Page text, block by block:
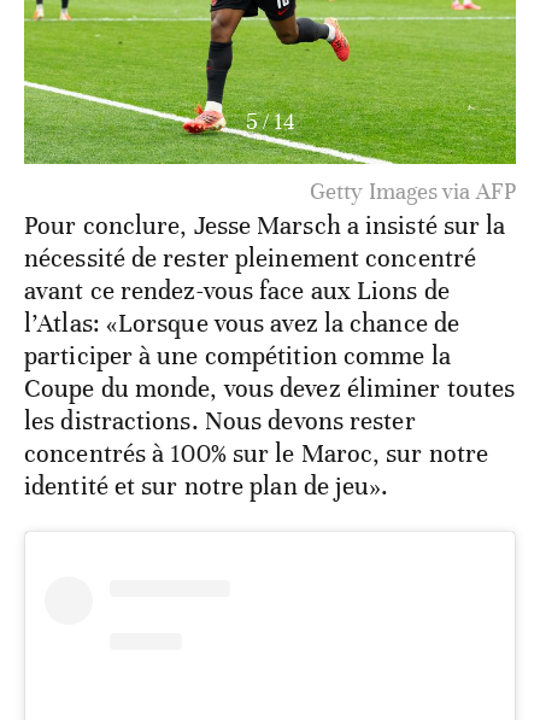
6/14
AFP
Pour conclure, Jesse Marsch a insisté sur la
nécessité de rester pleinement concentré
avant ce rendez-vous face aux Lions de
l’Atlas: «Lorsque vous avez la chance de
participer à une compétition comme la
Coupe du monde, vous devez éliminer toutes
les distractions. Nous devons rester
concentrés à 100% sur le Maroc, sur notre
identité et sur notre plan de jeu».